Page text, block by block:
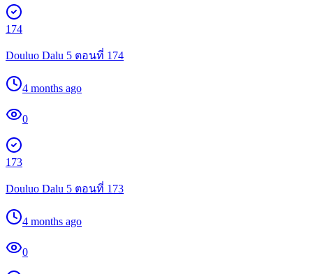
174
Douluo Dalu 5 ตอนที่ 174
4 months ago
0
173
Douluo Dalu 5 ตอนที่ 173
4 months ago
0